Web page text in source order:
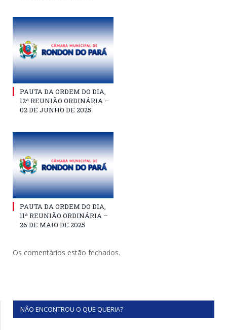
PAUTA DA ORDEM DO DIA,
12ª REUNIÃO ORDINÁRIA –
02 DE JUNHO DE 2025
PAUTA DA ORDEM DO DIA,
11ª REUNIÃO ORDINÁRIA –
26 DE MAIO DE 2025
Os comentários estão fechados.
NÃO ENCONTROU O QUE QUERIA?